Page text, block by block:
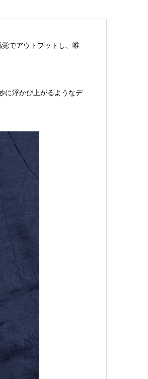
でアウトプットし、唯
に浮かび上がるようなデ